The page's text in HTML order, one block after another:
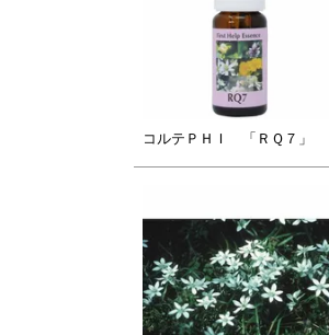
コルテＰＨＩ 「ＲＱ７」